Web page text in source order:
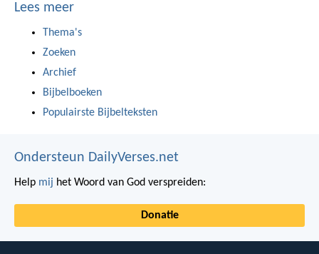
Lees meer
Thema's
Zoeken
Archief
Bijbelboeken
Populairste Bijbelteksten
Ondersteun DailyVerses.net
Help mij het Woord van God verspreiden:
Donatie